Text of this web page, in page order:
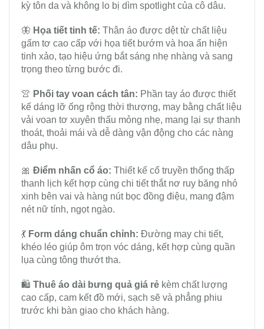
kỳ tôn da và không lo bị dìm spotlight của cô dâu.
🦋 Họa tiết tinh tế: Thân áo được dệt từ chất liệu
gấm tơ cao cấp với họa tiết bướm và hoa ẩn hiện
tinh xảo, tạo hiệu ứng bắt sáng nhẹ nhàng và sang
trọng theo từng bước đi.
👚 Phối tay voan cách tân: Phần tay áo được thiết
kế dáng lỡ ống rộng thời thượng, may bằng chất liệu
vải voan tơ xuyên thấu mỏng nhẹ, mang lại sự thanh
thoát, thoải mái và dễ dàng vận động cho các nàng
dâu phụ.
🎀 Điểm nhấn cổ áo: Thiết kế cổ truyền thống thấp
thanh lịch kết hợp cùng chi tiết thắt nơ ruy băng nhỏ
xinh bên vai và hàng nút bọc đồng điệu, mang đậm
nét nữ tính, ngọt ngào.
💃 Form dáng chuẩn chỉnh: Đường may chi tiết,
khéo léo giúp ôm trọn vóc dáng, kết hợp cùng quần
lụa cùng tông thướt tha.
🛍️ Thuê áo dài bưng quả giá rẻ kèm chất lượng
cao cấp, cam kết đồ mới, sạch sẽ và phẳng phiu
trước khi bàn giao cho khách hàng.